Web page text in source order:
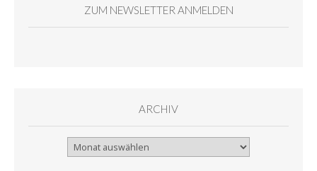
ZUM NEWSLETTER ANMELDEN
ARCHIV
Archiv